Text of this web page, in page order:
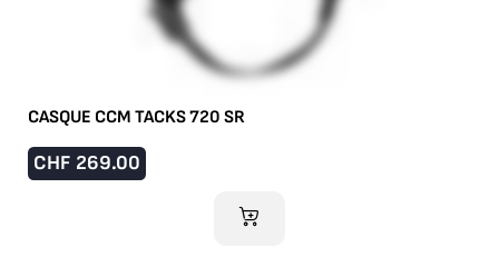
CASQUE CCM TACKS 720 SR
CHF 269.00
AJOUTER AU PANIER